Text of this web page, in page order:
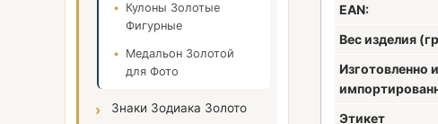
Кулоны Золотые
Фигурные
Медальон Золотой
для Фото
Знаки Зодиака Золото
EAN:
Вес изделия
Изготовленно и
Этикет